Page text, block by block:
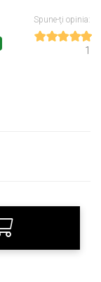
Spune-ţi opinia:
1